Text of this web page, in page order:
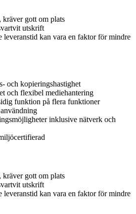
kräver gott om plats
utskrift
leveranstid kan vara en faktor för mindre
och kopieringshastighet
och flexibel mediehantering
funktion på flera funktioner
inklusive nätverk och
kräver gott om plats
utskrift
leveranstid kan vara en faktor för mindre